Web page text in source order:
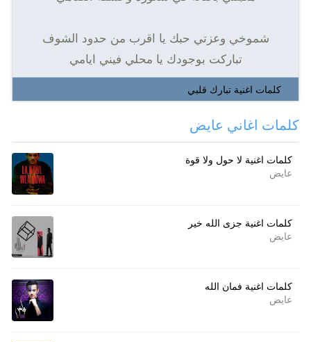
شموخي وعزتي حبك يا اقرب من حدود الشوف
تباركت بوجودك يا محلي فيني ايامي
كلمات اغنية تبارك قلبي
كلمات اغاني عايض
كلمات اغنية لا حول ولا قوة
عايض
كلمات اغنية جزى الله خير
عايض
كلمات اغنية فمان الله
عايض